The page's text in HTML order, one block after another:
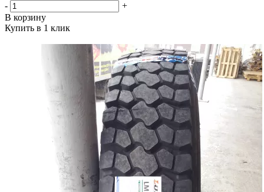
-
+
В корзину
Купить в 1 клик